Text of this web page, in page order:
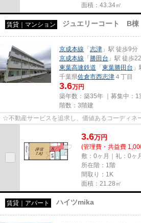
面積：43.34㎡
賃貸｜マンション ジュエリーコート B棟
京成本線 「志津 」駅 徒歩9分
京成本線 「勝田台 」駅 徒歩
東葉高速鉄道 「東葉勝田台
千葉県佐倉市西志津 ４丁目
3.6万円
築年数：築35年 ｜募集中： 1
階数：3階建
☆不動産サービスを追求し、価値あるコーディネ
3.6万円
(管理費・共益費
敷：0ヶ月｜礼：0ヶ
所在階：1階
間取り：1K
面積：21.28㎡
賃貸｜アパート ハイツmika